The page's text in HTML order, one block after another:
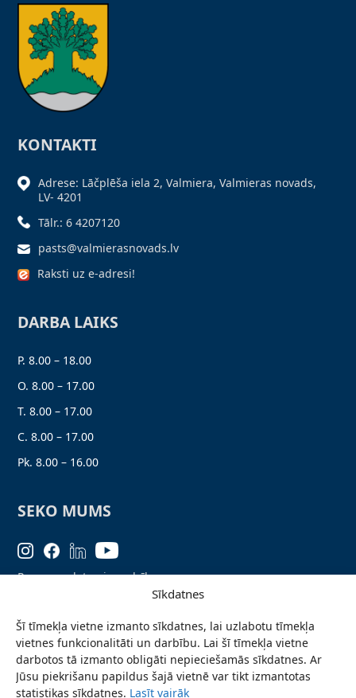
Sīkdatnes
Šī tīmekļa vietne izmanto sīkdatnes, lai uzlabotu tīmekļa
vietnes funkcionalitāti un darbību. Lai šī tīmekļa vietne
darbotos tā izmanto obligāti nepieciešamās sīkdatnes. Ar
Jūsu piekrišanu papildus šajā vietnē var tikt izmantotas
statistikas sīkdatnes. Lasīt vairāk
KONTAKTI
Adrese: Lāčplēša iela 2, Valmiera, Valmieras novads,
LV- 4201
Tālr.: 6 4207120
pasts@valmierasnovads.lv
Raksti uz e-adresi!
DARBA LAIKS
P. 8.00 – 18.00
O. 8.00 – 17.00
T. 8.00 – 17.00
C. 8.00 – 17.00
Pk. 8.00 – 16.00
SEKO MUMS
Personas datu aizsardzība
Ziņo par problēmu
Pieteikties jaunumiem
Piekļūstamības paziņojums